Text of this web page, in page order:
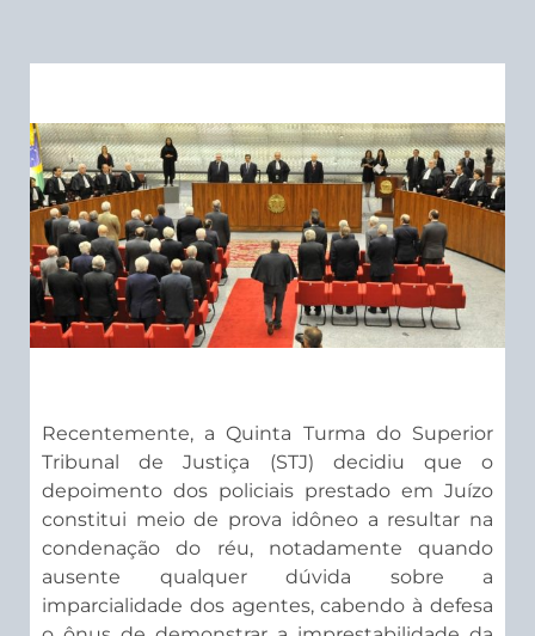
Recentemente, a Quinta Turma do Superior
Tribunal de Justiça (STJ) decidiu que o
depoimento dos policiais prestado em Juízo
constitui meio de prova idôneo a resultar na
condenação do réu, notadamente quando
ausente qualquer dúvida sobre a
imparcialidade dos agentes, cabendo à defesa